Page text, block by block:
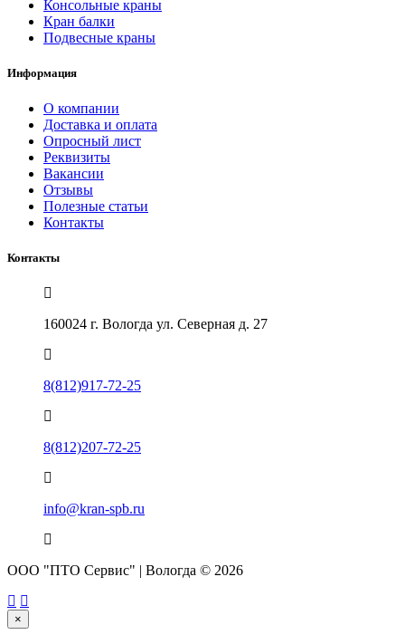
Консольные краны
Кран балки
Подвесные краны
Информация
О компании
Доставка и оплата
Опросный лист
Реквизиты
Вакансии
Отзывы
Полезные статьи
Контакты
Контакты
160024 г. Вологда ул. Северная д. 27
8(812)917-72-25
8(812)207-72-25
info@kran-spb.ru
ООО "ПТО Сервис" | Вологда © 2026
×